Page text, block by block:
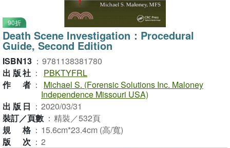
90折
Death Scene Investigation：Procedural
Guide, Second Edition
ISBN13 ： 9781138381780
出版社 ：
PBKTYFRL
作者 ：
Michael S. (Forensic Solutions Inc. Maloney
Independence Missouri USA)
出版日 ： 2020/03/31
裝訂／頁數 ： 精裝／532頁
規格 ： 15.6cm*23.4cm (高/寬)
版次 ： 2